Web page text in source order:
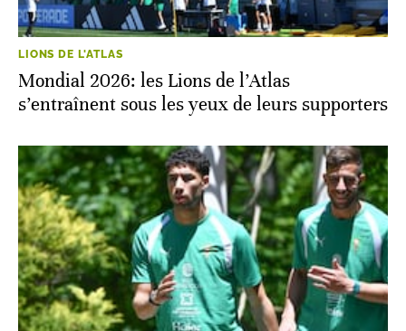
LIONS DE L'ATLAS
Mondial 2026: les Lions de l’Atlas
s’entraînent sous les yeux de leurs supporters